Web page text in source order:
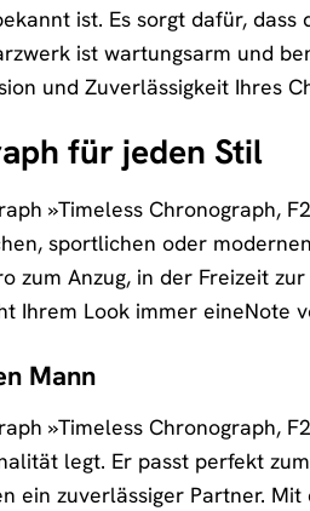
ist. Es sorgt dafür,
ist wartungsarm und
und Zuverlässigkeit Ihres
für jeden Stil
»Timeless Chronograph,
sportlichen oder
zum Anzug, in der Freizeit
Ihrem Look immer eineNote
Mann
»Timeless Chronograph,
legt. Er passt perfekt
ein zuverlässiger Partner.